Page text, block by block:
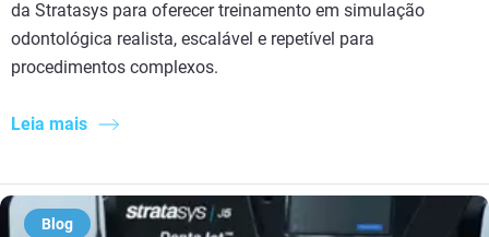
da Stratasys para oferecer treinamento em simulação
odontológica realista, escalável e repetível para
procedimentos complexos.
Leia mais
Blog